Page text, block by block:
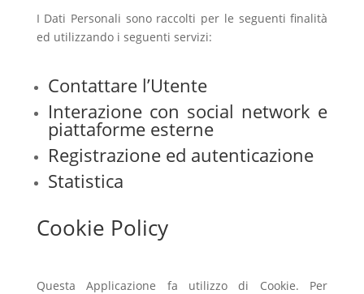
I Dati Personali sono raccolti per le seguenti finalità
ed utilizzando i seguenti servizi:
Contattare l’Utente
Interazione con social network e
piattaforme esterne
Registrazione ed autenticazione
Statistica
Cookie Policy
Questa Applicazione fa utilizzo di Cookie. Per